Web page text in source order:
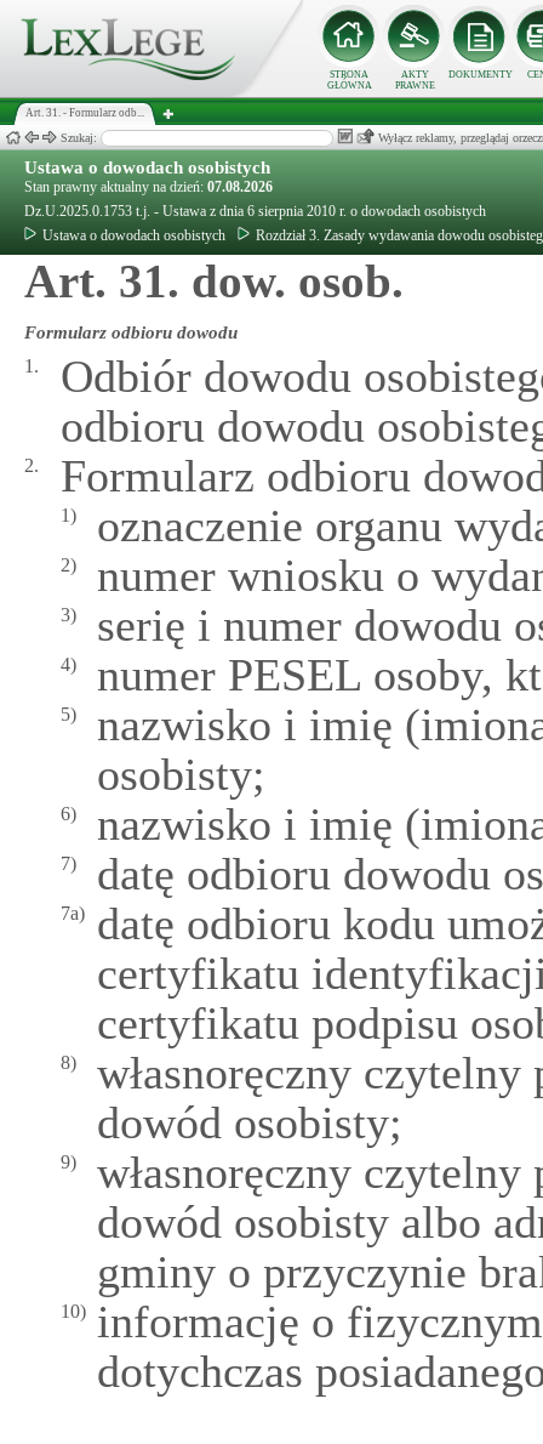
STRONA
GŁÓWNA
AKTY
PRAWNE
DOKUMENTY
Art. 31. - Formularz odb...
Szukaj: Wyłącz reklamy, przeglądaj
Ustawa o dowodach osobistych
Stan prawny aktualny na dzień: 07.08.2026
Dz.U.2025.0.1753 t.j. - Ustawa z dnia 6 sierpnia 2010 r. o dowodach osobistych
Ustawa o dowodach osobistych
Rozdział 3. Zasady wydawania dowodu
Art. 31. dow. osob.
Formularz odbioru dowodu
1.
Odbiór dowodu
odbioru dowodu
2. Formularz odbioru
1) oznaczenie organu
2) numer wniosku o
3) serię i numer dowodu
4) numer PESEL osoby,
5)
nazwisko i imię
osobisty;
6) nazwisko i imię
7) datę odbioru dowodu
7a)
datę odbioru kodu
certyfikatu
certyfikatu podpisu
8)
własnoręczny
dowód osobisty;
9)
własnoręczny
dowód osobisty albo
gminy o przyczynie
10) informację o
dotychczas